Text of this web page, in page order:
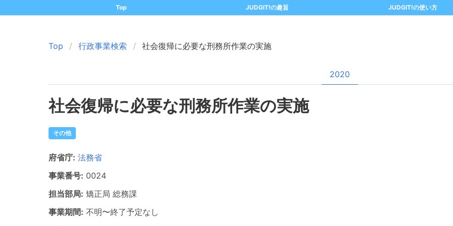
Top JUDGIT!の趣旨 JUDGIT!の使い方
Top 行政事業検索 社会復帰に必要な刑務所作業の実施
2020
社会復帰に必要な刑務所作業の実施
その他
府省庁: 法務省
事業番号: 0024
担当部局: 矯正局 総務課
事業期間: 不明〜終了予定なし